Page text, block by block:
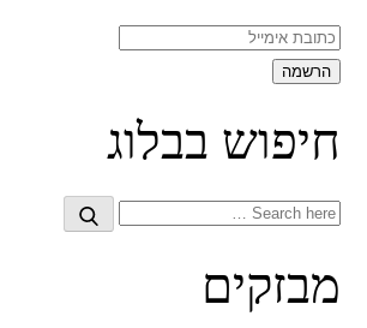
חיפוש בבלוג
Search
Search
מבזקים